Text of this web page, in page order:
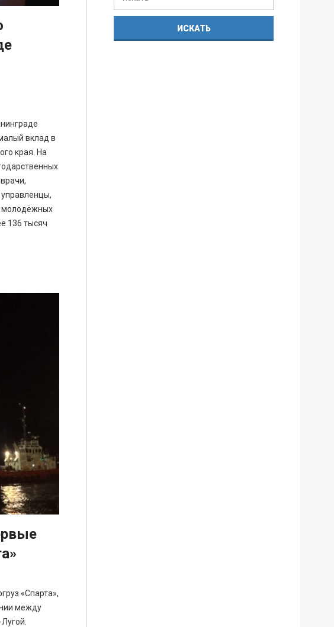
вклад в
края. На
управленцы,
молодёжных
136 тысяч
«Спарта»,
между